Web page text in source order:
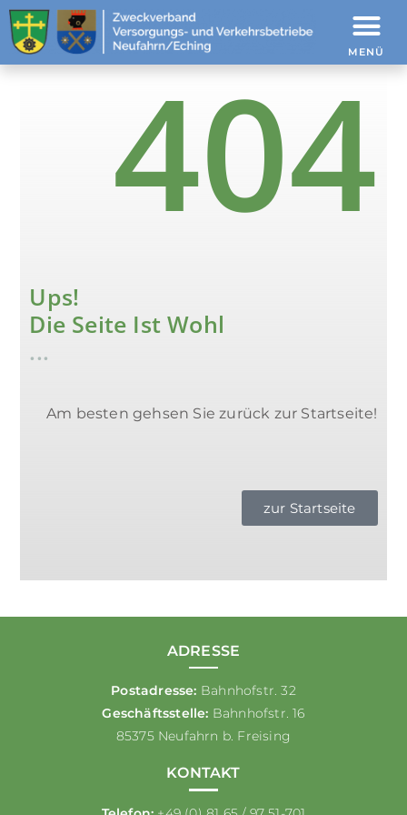
MENÜ
404
Ups!
Die Seite Ist Wohl
...
Am besten gehsen Sie zurück zur Startseite!
zur Startseite
ADRESSE
Postadresse: Bahnhofstr. 32
Geschäftsstelle: Bahnhofstr. 16
85375 Neufahrn b. Freising
KONTAKT